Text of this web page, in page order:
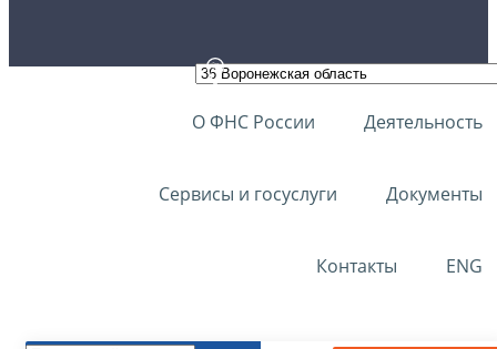
О ФНС России Деятельность
Сервисы и госуслуги Документы
Контакты ENG